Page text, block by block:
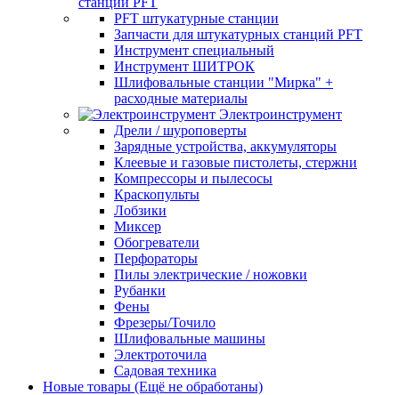
PFT штукатурные станции
Запчасти для штукатурных станций PFT
Инструмент специальный
Инструмент ШИТРОК
Шлифовальные станции "Мирка" +
расходные материалы
Электроинструмент
Дрели / шуроповерты
Зарядные устройства, аккумуляторы
Клеевые и газовые пистолеты, стержни
Компрессоры и пылесосы
Краскопульты
Лобзики
Миксер
Обогреватели
Перфораторы
Пилы электрические / ножовки
Рубанки
Фены
Фрезеры/Точило
Шлифовальные машины
Электроточила
Садовая техника
Новые товары (Ещё не обработаны)